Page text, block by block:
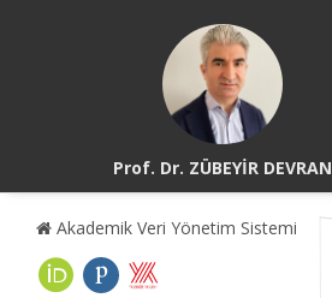
Prof. Dr. ZÜBEYİR DEVRAN
Akademik Veri Yönetim Sistemi